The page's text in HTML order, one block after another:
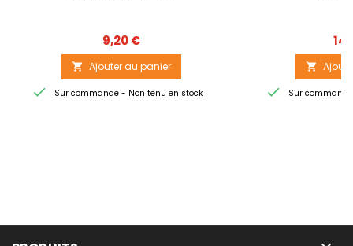
Prix
9,20 €
 Ajouter au panier
 Sur commande - Non tenu en stock

 Sur